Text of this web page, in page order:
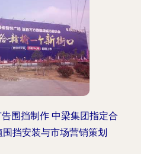
围挡制作 中梁集团指定合
挡安装与市场营销策划